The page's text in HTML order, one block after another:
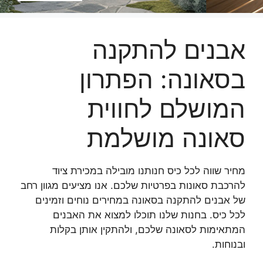
אבנים להתקנה
בסאונה: הפתרון
המושלם לחווית
סאונה מושלמת
מחיר שווה לכל כיס חנותנו מובילה במכירת ציוד
להרכבת סאונות בפרטיות שלכם. אנו מציעים מגוון רחב
של אבנים להתקנה בסאונה במחירים נוחים וזמינים
לכל כיס. בחנות שלנו תוכלו למצוא את האבנים
המתאימות לסאונה שלכם, ולהתקין אותן בקלות
ובנוחות.